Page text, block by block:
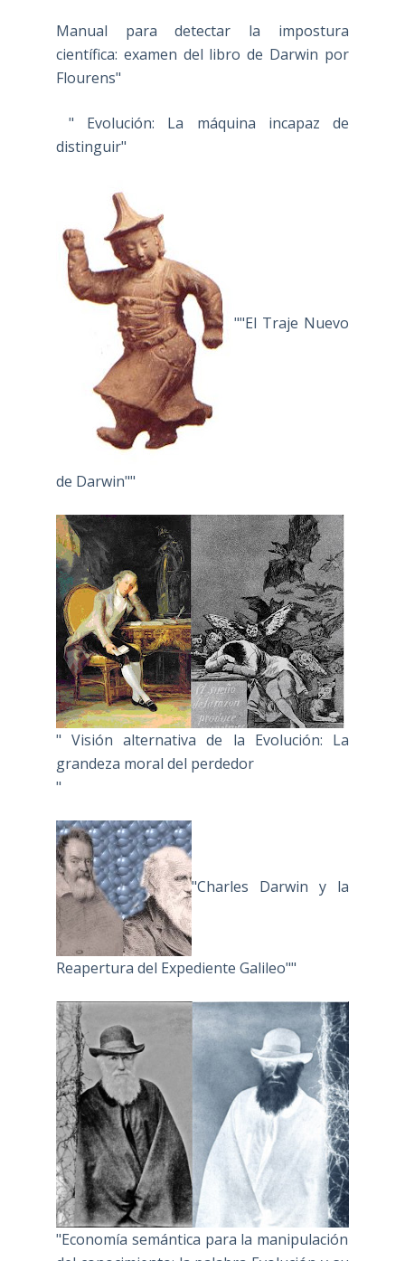
Manual para detectar la impostura
científica: examen del libro de Darwin por
Flourens"
" Evolución: La máquina incapaz de
distinguir"
""El Traje Nuevo
de Darwin""
" Visión alternativa de la Evolución: La
grandeza moral del perdedor
"
"Charles Darwin y la
Reapertura del Expediente Galileo""
"Economía semántica para la manipulación